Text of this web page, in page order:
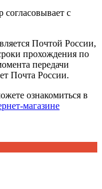
согласовывает с
Почтой России,
прохождения по
передачи
Почта России.
ознакомиться в
магазине